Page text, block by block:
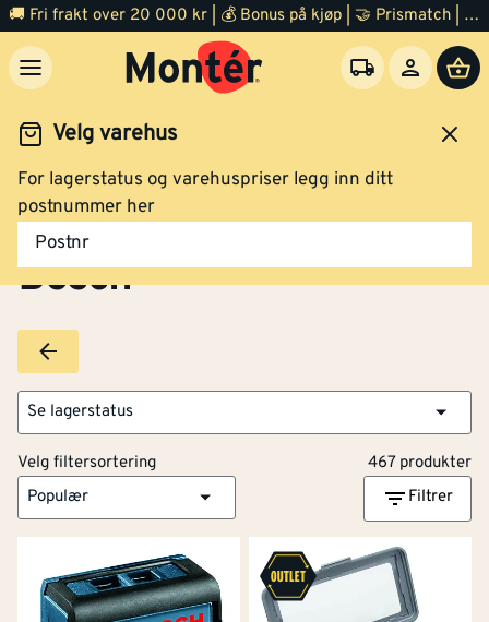
🚚 Fri frakt over 20 000 kr | 💰 Bonus på kjøp | 🤝 Prismatch | ⭐ 100% fornøyd garanti | 🏪 140 byggevarehus
Velg varehus
For lagerstatus og varehuspriser legg inn ditt
postnummer her
Postnr
Brands Bosch
Bosch
Se lagerstatus
Velg filtersortering
467 produkter
Populær
Filtrer